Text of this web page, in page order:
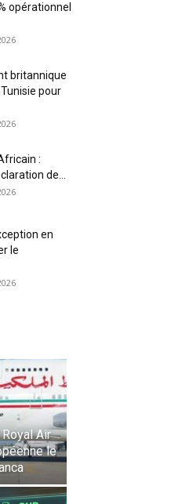
opérationnel
britannique
pour
:
de...
en
le
: